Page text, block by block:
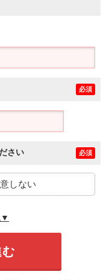
必須
さい 必須
しない
▼